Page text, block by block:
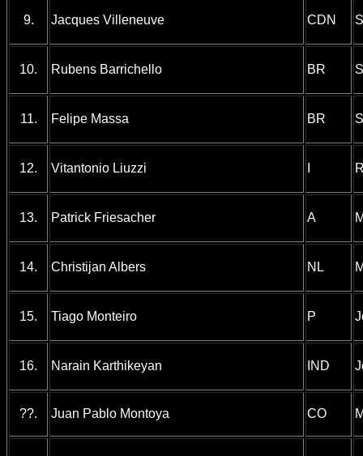
9. Jacques Villeneuve CDN
10. Rubens Barrichello BR
11. Felipe Massa BR
12. Vitantonio Liuzzi
13. Patrick Friesacher A
14. Christijan Albers NL
15. Tiago Monteiro P
16. Narain Karthikeyan IND
??. Juan Pablo Montoya CO